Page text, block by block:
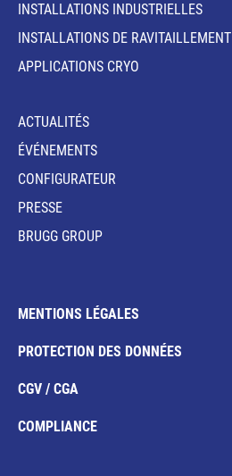
INSTALLATIONS INDUSTRIELLES
INSTALLATIONS DE RAVITAILLEMENT
APPLICATIONS CRYO
ACTUALITÉS
ÉVÉNEMENTS
CONFIGURATEUR
PRESSE
BRUGG GROUP
MENTIONS LÉGALES
PROTECTION DES DONNÉES
CGV / CGA
COMPLIANCE